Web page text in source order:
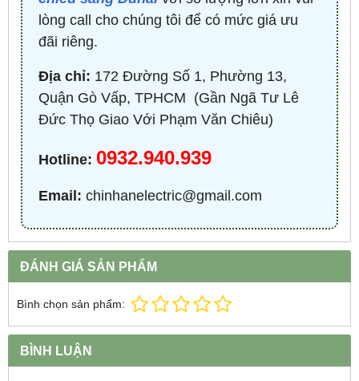
lòng call cho chúng tôi để có mức giá ưu
đãi riêng.
Địa chỉ: 172 Đường Số 1, Phường 13,
Quận Gò Vấp, TPHCM ​ (Gần Ngã Tư Lê
Đức Thọ Giao Với Phạm Văn Chiêu)
Hotline: 0932.940.939
Email: chinhanelectric@gmail.com
ĐÁNH GIÁ SẢN PHẨM
Bình chọn sản phẩm:
BÌNH LUẬN